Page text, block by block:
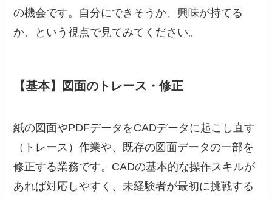
の機会です。自分にできそうか、興味が持てる
か、という視点で見てみてください。
【基本】図面のトレース・修正
紙の図面やPDFデータをCADデータに起こし直す
（トレース）作業や、既存の図面データの一部を
修正する業務です。CADの基本的な操作スキルが
あれば対応しやすく、未経験者が最初に挑戦する